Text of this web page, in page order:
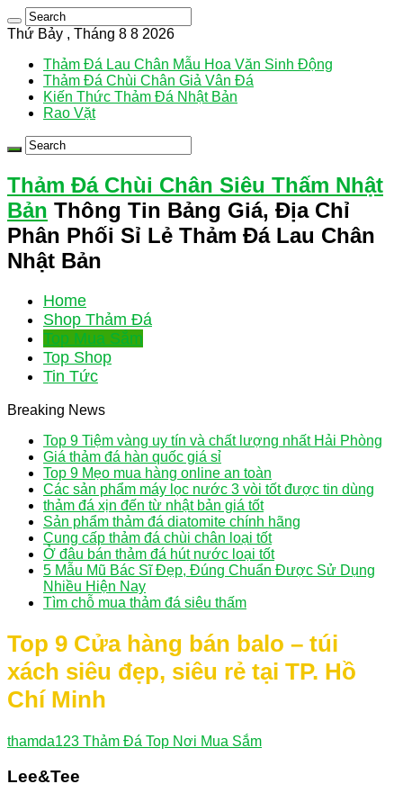
Thứ Bảy , Tháng 8 8 2026
Thảm Đá Lau Chân Mẫu Hoa Văn Sinh Động
Thảm Đá Chùi Chân Giả Vân Đá
Kiến Thức Thảm Đá Nhật Bản
Rao Vặt
Thảm Đá Chùi Chân Siêu Thấm Nhật
Bản Thông Tin Bảng Giá, Địa Chỉ
Phân Phối Sỉ Lẻ Thảm Đá Lau Chân
Nhật Bản
Home
Shop Thảm Đá
Top Mua Sắm
Top Shop
Tin Tức
Breaking News
Top 9 Tiệm vàng uy tín và chất lượng nhất Hải Phòng
Giá thảm đá hàn quốc giá sỉ
Top 9 Mẹo mua hàng online an toàn
Các sản phẩm máy lọc nước 3 vòi tốt được tin dùng
thảm đá xịn đến từ nhật bản giá tốt
Sản phẩm thảm đá diatomite chính hãng
Cung cấp thảm đá chùi chân loại tốt
Ở đâu bán thảm đá hút nước loại tốt
5 Mẫu Mũ Bác Sĩ Đẹp, Đúng Chuẩn Được Sử Dụng
Nhiều Hiện Nay
Tìm chỗ mua thảm đá siêu thấm
Top 9 Cửa hàng bán balo – túi
xách siêu đẹp, siêu rẻ tại TP. Hồ
Chí Minh
thamda123 Thảm Đá Top Nơi Mua Sắm
Lee&Tee